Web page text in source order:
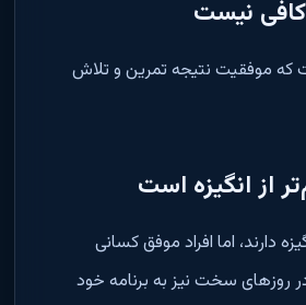
که موفقیت نتیجه تمرین و تلاش
دارند، اما افراد موفق کسانی
روزهای سخت نیز به برنامه خود